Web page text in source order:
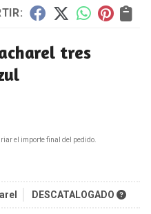
tres
el importe final del pedido.
DESCATALOGADO